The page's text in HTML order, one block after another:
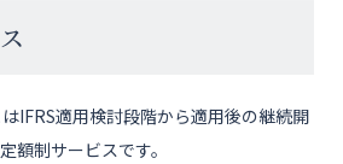
はIFRS適用検討段階から適用後の継続開
額制サービスです。